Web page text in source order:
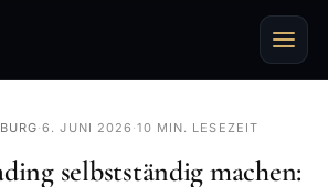
·6. JUNI 2026 ·10 MIN. LESEZEIT
selbstständig machen: